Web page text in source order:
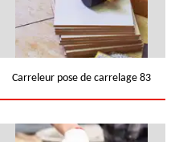
Carreleur pose de carrelage 83